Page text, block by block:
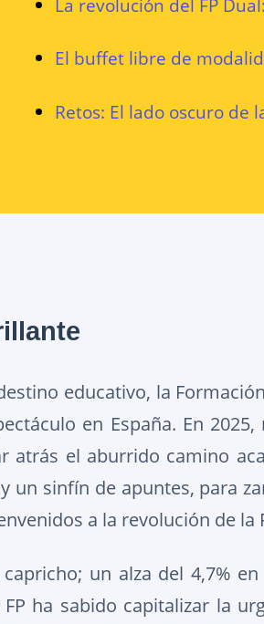
La revolución del FP
El buffet libre de
Retos: El lado oscuro de
educativo, la
en España. En 2025,
atrás el aburrido camino
un sinfín de apuntes, para
a la revolución de la
un alza del 4,7%
ha sabido capitalizar la